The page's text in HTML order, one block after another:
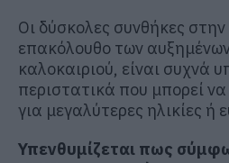
Οι δύσκολες συνθήκες
επακόλουθο των
καλοκαιριού, είναι συχνά
περιστατικά που μπορεί
για μεγαλύτερες ηλικίες ή
Υπενθυμίζεται πως